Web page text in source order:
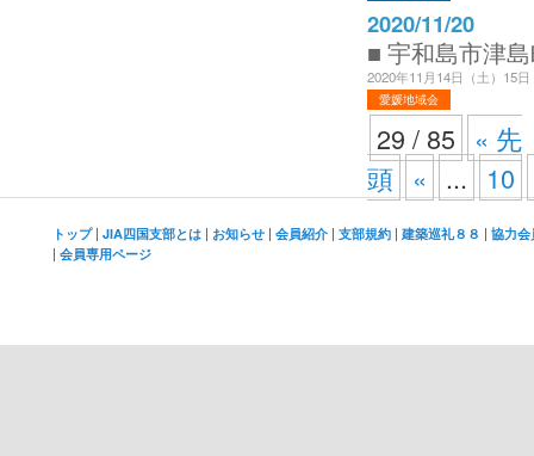
2020/11/20
■ 宇和島市津
2020年11月14日（土）15
愛媛地域会
29 / 85
« 先
頭 « ... 10
トップ| JIA四国支部とは | お知らせ | 会員紹介 | 支部規約 | 建築巡礼８８ | 協力会
| 会員専用ページ